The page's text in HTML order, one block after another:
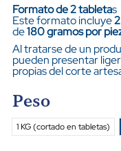
Formato de 2 tabletas
Este formato incluye
de180 gramos por
Al tratarse de un
pueden presentar
propias del corte
Peso
1 KG (cortado en tabletas)